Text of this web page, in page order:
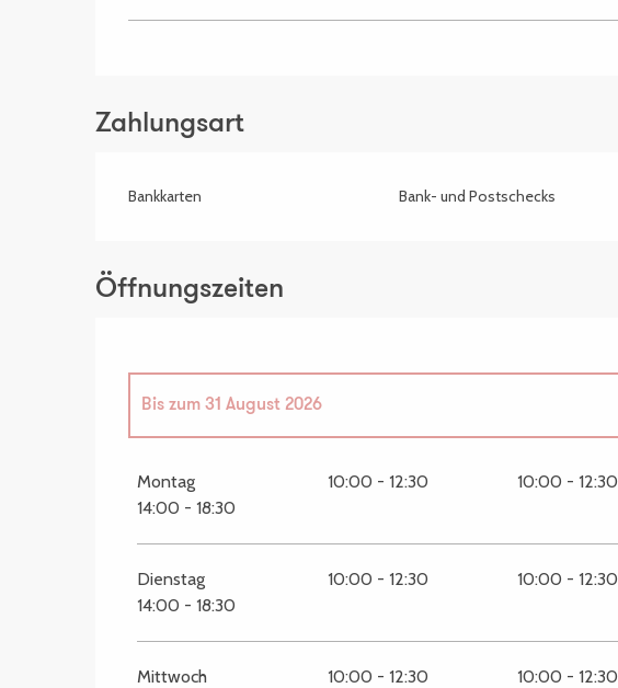
Zahlungsart
Bankkarten Bank- und Postschecks
Öffnungszeiten
Bis zum 31 August 2026
vom1 September 2026
Montag 10:00 - 12:30 10:00 - 12:30
14:00 - 18:30
Dienstag 10:00 - 12:30 10:00 - 12:30
14:00 - 18:30
Mittwoch 10:00 - 12:30 10:00 - 12:30